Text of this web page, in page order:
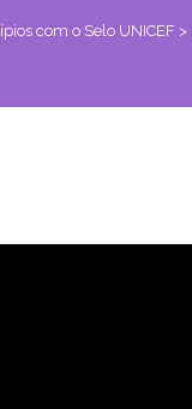
com o Selo UNICEF >